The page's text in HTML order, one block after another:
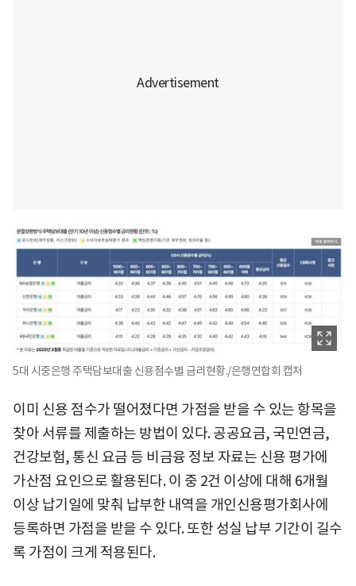
5대 시중은행 주택담보대출 신용점수별 금리현황./은행연합회 캡처
이미 신용 점수가 떨어졌다면 가점을 받을 수 있는 항목을
찾아 서류를 제출하는 방법이 있다. 공공요금, 국민연금,
건강보험, 통신 요금 등 비금융 정보 자료는 신용 평가에
가산점 요인으로 활용된다. 이 중 2건 이상에 대해 6개월
이상 납기일에 맞춰 납부한 내역을 개인신용평가회사에
등록하면 가점을 받을 수 있다. 또한 성실 납부 기간이 길수
록 가점이 크게 적용된다.